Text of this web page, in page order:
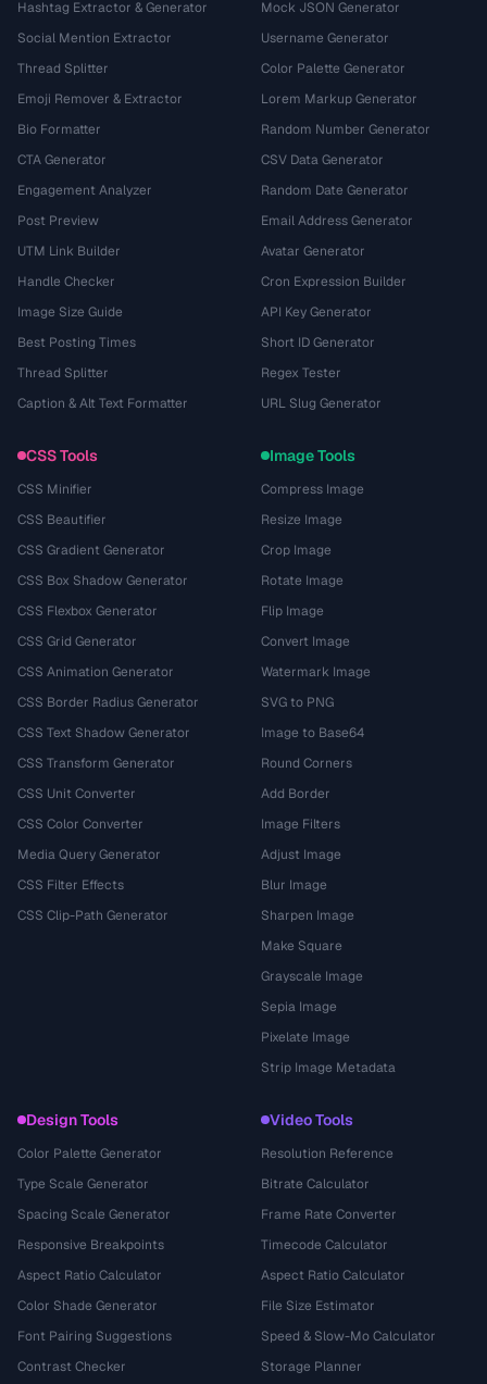
Hashtag Extractor & Generator
Social Mention Extractor
Thread Splitter
Emoji Remover & Extractor
Bio Formatter
CTA Generator
Engagement Analyzer
Post Preview
UTM Link Builder
Handle Checker
Image Size Guide
Best Posting Times
Thread Splitter
Caption & Alt Text Formatter
Mock JSON Generator
Username Generator
Color Palette Generator
Lorem Markup Generator
Random Number Generator
CSV Data Generator
Random Date Generator
Email Address Generator
Avatar Generator
Cron Expression Builder
API Key Generator
Short ID Generator
Regex Tester
URL Slug Generator
CSS Tools
CSS Minifier
CSS Beautifier
CSS Gradient Generator
CSS Box Shadow Generator
CSS Flexbox Generator
CSS Grid Generator
CSS Animation Generator
CSS Border Radius Generator
CSS Text Shadow Generator
CSS Transform Generator
CSS Unit Converter
CSS Color Converter
Media Query Generator
CSS Filter Effects
CSS Clip-Path Generator
Image Tools
Compress Image
Resize Image
Crop Image
Rotate Image
Flip Image
Convert Image
Watermark Image
SVG to PNG
Image to Base64
Round Corners
Add Border
Image Filters
Adjust Image
Blur Image
Sharpen Image
Make Square
Grayscale Image
Sepia Image
Pixelate Image
Strip Image Metadata
Design Tools
Color Palette Generator
Type Scale Generator
Spacing Scale Generator
Responsive Breakpoints
Aspect Ratio Calculator
Color Shade Generator
Font Pairing Suggestions
Contrast Checker
Video Tools
Resolution Reference
Bitrate Calculator
Frame Rate Converter
Timecode Calculator
Aspect Ratio Calculator
File Size Estimator
Speed & Slow-Mo Calculator
Storage Planner